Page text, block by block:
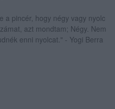
a pincér, hogy négy vagy nyolc
azt mondtam; Négy. Nem
enni nyolcat." - Yogi Berra